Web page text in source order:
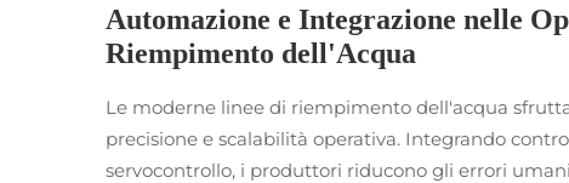
Automazione e Integrazione nelle
Riempimento dell'Acqua
Le moderne linee di riempimento dell'acqua
precisione e scalabilità operativa. Integrando
servocontrollo, i produttori riducono gli errori